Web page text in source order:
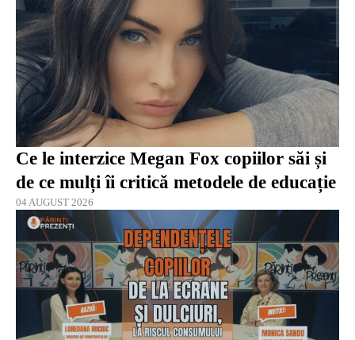
Ce le interzice Megan Fox copiilor săi și
de ce mulți îi critică metodele de educație
04 AUGUST 2026